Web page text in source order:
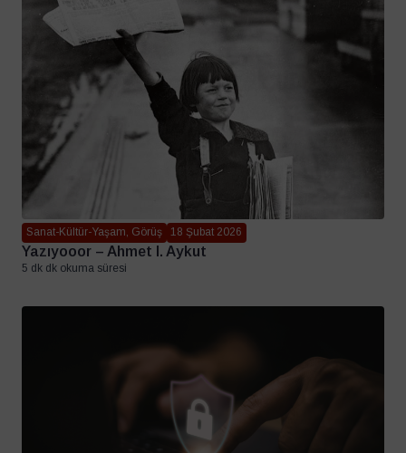
Sanat-Kültür-Yaşam, Görüş 18 Şubat 2026
Yazıyooor – Ahmet I. Aykut
5 dk dk okuma süresi